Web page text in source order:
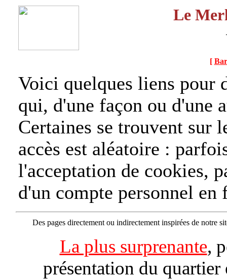
Le
[
Voici quelques liens pour
qui, d'une façon ou d'une
Certaines se trouvent sur
accès est aléatoire :
l'acceptation de cookies,
d'un compte personnel en
Des pages directement ou indirectement inspirées de notre
La plus surprenante,
présentation du quartier